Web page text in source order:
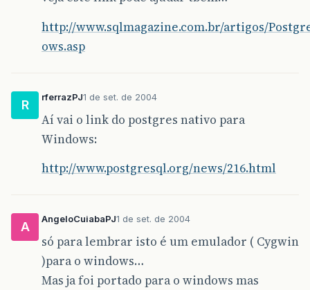
http://www.sqlmagazine.com.br/artigos/
ows.asp
R
rferrazPJ1 de set. de 2004
Aí vai o link do postgres nativo para
Windows:
http://www.postgresql.org/news/216.html
A
AngeloCuiabaPJ1 de set. de 2004
só para lembrar isto é um emulador ( Cygwin
)para o windows…
Mas ja foi portado para o windows mas